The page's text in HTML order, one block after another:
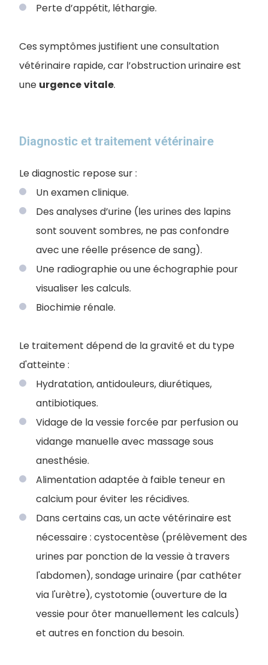
Perte d’appétit, léthargie.
Ces symptômes justifient une consultation
vétérinaire rapide, car l’obstruction urinaire est
une urgencevitale.
Diagnostic et traitement vétérinaire
Le diagnostic repose sur :
Un examen clinique.
Des analyses d’urine (les urines des lapins
sont souvent sombres, ne pas confondre
avec une réelle présence de sang).
Une radiographie ou une échographie pour
visualiser les calculs.
Biochimie rénale.
Le traitement dépend de la gravité et du type
d'atteinte :
Hydratation, antidouleurs, diurétiques,
antibiotiques.
Vidage de la vessie forcée par perfusion ou
vidange manuelle avec massage sous
anesthésie.
Alimentation adaptée à faible teneur en
calcium pour éviter les récidives.
Dans certains cas, un acte vétérinaire est
nécessaire : cystocentèse (prélèvement des
urines par ponction de la vessie à travers
l'abdomen), sondage urinaire (par cathéter
via l'urètre), cystotomie (ouverture de la
vessie pour ôter manuellement les calculs)
et autres en fonction du besoin.